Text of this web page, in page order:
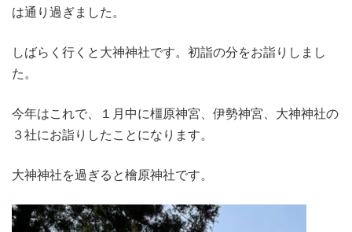
は通り過ぎました。
しばらく行くと大神神社です。初詣の分をお詣りしまし
た。
今年はこれで、１月中に橿原神宮、伊勢神宮、大神神社の
３社にお詣りしたことになります。
大神神社を過ぎると檜原神社です。